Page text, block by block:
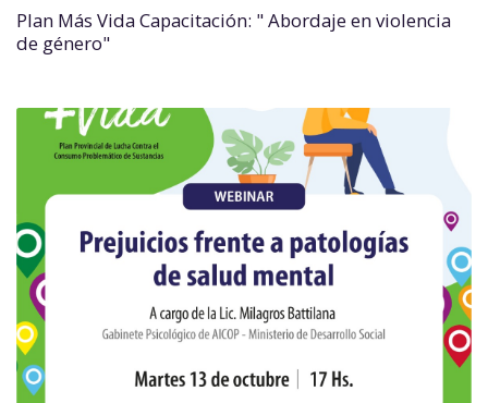
Plan Más Vida Capacitación: " Abordaje en violencia
de género"